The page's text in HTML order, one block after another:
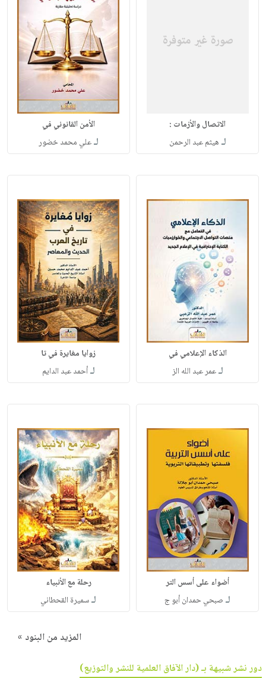
الاتصال والأزمات :
لـ هيثم عبد الرحمن
الأمن القانوني في
لـعلي محمد خضور
الذكاء الإعلامي في
لـعمر عبد الله الز
زوايا مغايرة في تا
لـأحمد عبد الدايم
أضواء على أسس التر
لـ صبحي حمدان أبو ج
رحلة مع الأنبياء
لـسميرة القحطاني
المزيد من البنود »
دور نشر شبيهة بـ (دار الآفاق العلمية للنشر والتوزيع)